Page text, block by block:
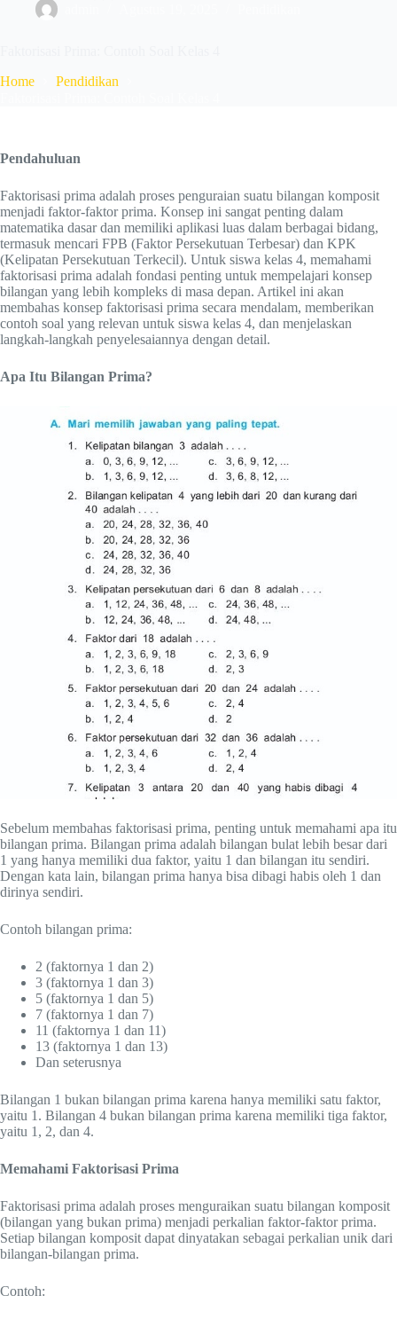
Home
Pendidikan
Pendahuluan
Faktorisasi prima adalah proses penguraian suatu bilangan komposit
menjadi faktor-faktor prima. Konsep ini sangat penting dalam
matematika dasar dan memiliki aplikasi luas dalam berbagai bidang,
termasuk mencari FPB (Faktor Persekutuan Terbesar) dan KPK
(Kelipatan Persekutuan Terkecil). Untuk siswa kelas 4, memahami
faktorisasi prima adalah fondasi penting untuk mempelajari konsep
bilangan yang lebih kompleks di masa depan. Artikel ini akan
membahas konsep faktorisasi prima secara mendalam, memberikan
contoh soal yang relevan untuk siswa kelas 4, dan menjelaskan
langkah-langkah penyelesaiannya dengan detail.
Apa Itu Bilangan Prima?
Sebelum membahas faktorisasi prima, penting untuk memahami apa itu
bilangan prima. Bilangan prima adalah bilangan bulat lebih besar dari
1 yang hanya memiliki dua faktor, yaitu 1 dan bilangan itu sendiri.
Dengan kata lain, bilangan prima hanya bisa dibagi habis oleh 1 dan
dirinya sendiri.
Contoh bilangan prima:
2 (faktornya 1 dan 2)
3 (faktornya 1 dan 3)
5 (faktornya 1 dan 5)
7 (faktornya 1 dan 7)
11 (faktornya 1 dan 11)
13 (faktornya 1 dan 13)
Dan seterusnya
Bilangan 1 bukan bilangan prima karena hanya memiliki satu faktor,
yaitu 1. Bilangan 4 bukan bilangan prima karena memiliki tiga faktor,
yaitu 1, 2, dan 4.
Memahami Faktorisasi Prima
Faktorisasi prima adalah proses menguraikan suatu bilangan komposit
(bilangan yang bukan prima) menjadi perkalian faktor-faktor prima.
Setiap bilangan komposit dapat dinyatakan sebagai perkalian unik dari
bilangan-bilangan prima.
Contoh: